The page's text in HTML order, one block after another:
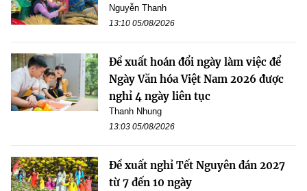
Nguyễn Thanh
13:10 05/08/2026
Đề xuất hoán đổi ngày làm việc để
Ngày Văn hóa Việt Nam 2026 được
nghỉ 4 ngày liên tục
Thanh Nhung
13:03 05/08/2026
Đề xuất nghỉ Tết Nguyên đán 2027
từ 7 đến 10 ngày